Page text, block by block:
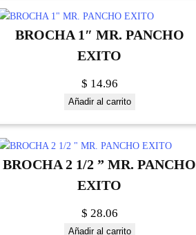
BROCHA 1″ MR. PANCHO
EXITO
$ 14.96
Añadir al carrito
BROCHA 2 1/2 ” MR. PANCHO
EXITO
$ 28.06
Añadir al carrito